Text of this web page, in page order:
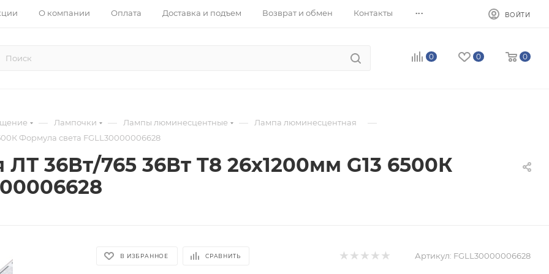
О компании Оплата Доставка и подъем Возврат и обмен Контакты ... ВОЙТИ
0 0 0
— Лампочки — Лампы люминесцентные — Лампа люминесцентная —
Формула света FGLL30000006628
36Вт/765 36Вт T8 26х1200мм G13 6500К
В ИЗБРАННОЕ СРАВНИТЬ Артикул: FGLL30000006628